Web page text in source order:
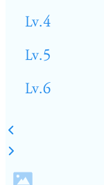
Lv.4
Lv.5
Lv.6